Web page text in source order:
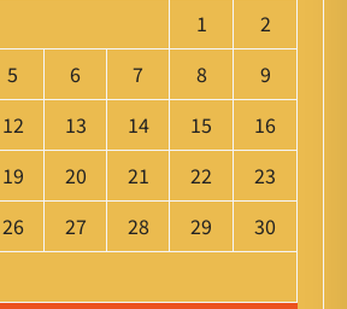
1
2
5 6 7 8
9
12 13 14 15
16
19 20 21 22
23
26 27 28 29
30